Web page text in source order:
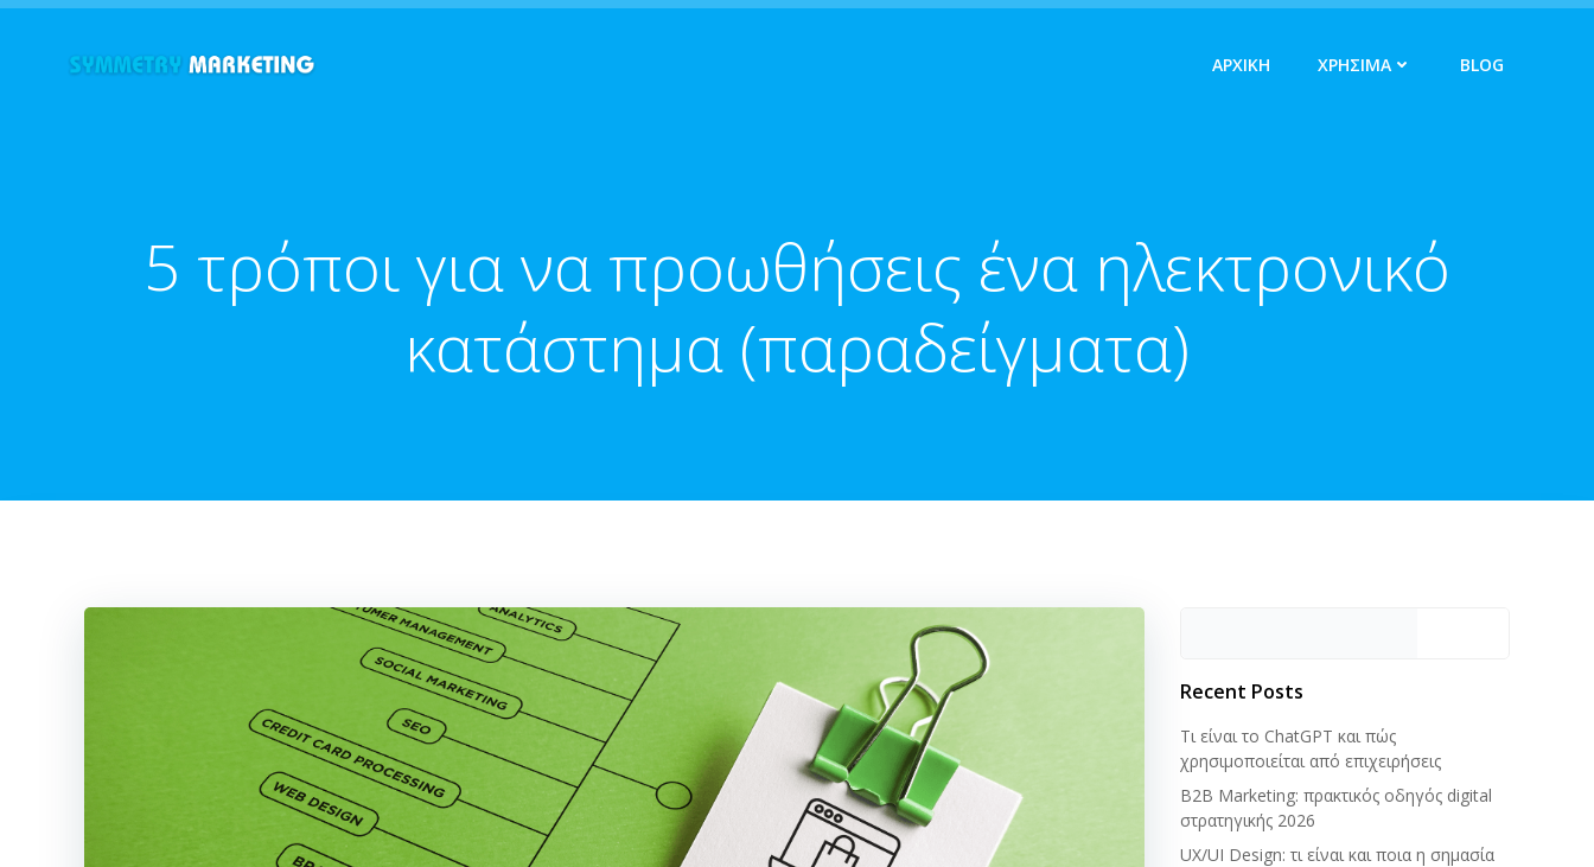
Skip
ΑΡΧΙΚΗ ΧΡΗΣΙΜΑ BLOG
5 τρόποι για να προωθήσεις ένα ηλεκτρονικό
κατάστημα (παραδείγματα)
Recent Posts
Τι είναι το ChatGPT και πώς
χρησιμοποιείται από επιχειρήσεις
B2B Marketing: πρακτικός οδηγός digital
στρατηγικής 2026
UX/UI Design: τι είναι και ποια η σημασία